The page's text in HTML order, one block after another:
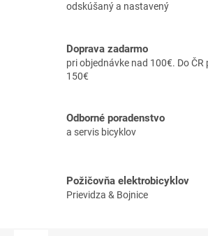
odskúšaný a nastavený
Doprava zadarmo
pri objednávke nad 100€. Do ČR
150€
Odborné poradenstvo
a servis bicyklov
Požičovňa elektrobicyklov
Prievidza & Bojnice